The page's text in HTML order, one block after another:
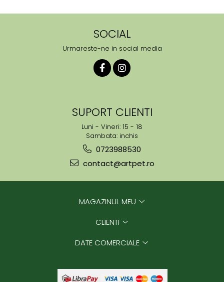
SOCIAL
Urmareste-ne in social media
SUPORT CLIENTI
Luni - Vineri: 15 - 18
Sambata: inchis
0723988530
contact@artpet.ro
MAGAZINUL MEU
CLIENTI
DATE COMERCIALE